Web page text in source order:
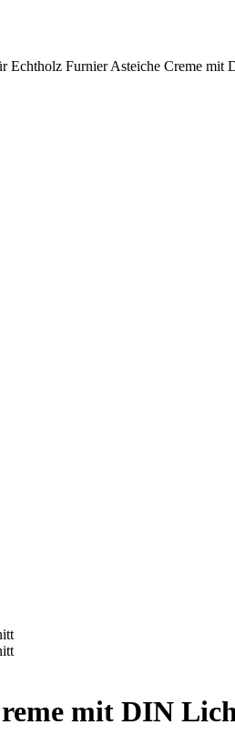
Echtholz Furnier Asteiche Creme mit
mit DIN